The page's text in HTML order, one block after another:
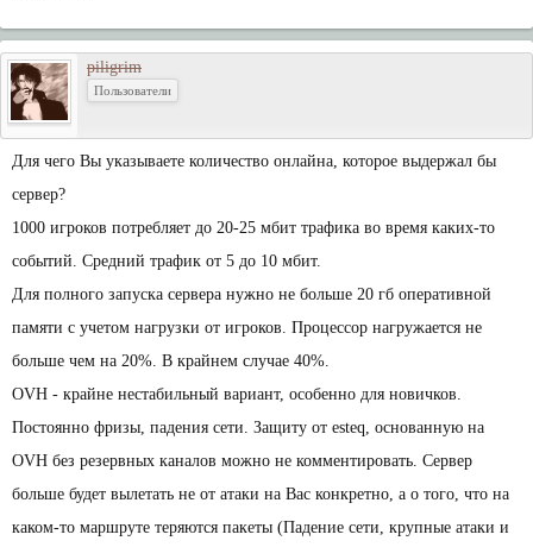
piligrim
Пользователи
Для чего Вы указываете количество онлайна, которое выдержал бы
сервер?
1000 игроков потребляет до 20-25 мбит трафика во время каких-то
событий. Средний трафик от 5 до 10 мбит.
Для полного запуска сервера нужно не больше 20 гб оперативной
памяти с учетом нагрузки от игроков. Процессор нагружается не
больше чем на 20%. В крайнем случае 40%.
OVH - крайне нестабильный вариант, особенно для новичков.
Постоянно фризы, падения сети. Защиту от esteq, основанную на
OVH без резервных каналов можно не комментировать. Сервер
больше будет вылетать не от атаки на Вас конкретно, а о того, что на
каком-то маршруте теряются пакеты (Падение сети, крупные атаки и